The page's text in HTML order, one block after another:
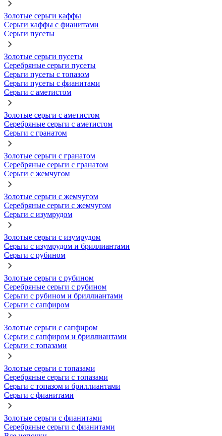
Золотые серьги каффы
Серьги каффы с фианитами
Серьги пусеты
Золотые серьги пусеты
Серебряные серьги пусеты
Серьги пусеты с топазом
Серьги пусеты с фианитами
Серьги с аметистом
Золотые серьги с аметистом
Серебряные серьги с аметистом
Серьги с гранатом
Золотые серьги с гранатом
Серебряные серьги с гранатом
Серьги с жемчугом
Золотые серьги с жемчугом
Серебряные серьги с жемчугом
Серьги с изумрудом
Золотые серьги с изумрудом
Серьги с изумрудом и бриллиантами
Серьги с рубином
Золотые серьги с рубином
Серебряные серьги с рубином
Серьги с рубином и бриллиантами
Серьги с сапфиром
Золотые серьги с сапфиром
Серьги с сапфиром и бриллиантами
Серьги с топазами
Золотые серьги с топазами
Серебряные серьги с топазами
Серьги с топазом и бриллиантами
Серьги с фианитами
Золотые серьги с фианитами
Серебряные серьги с фианитами